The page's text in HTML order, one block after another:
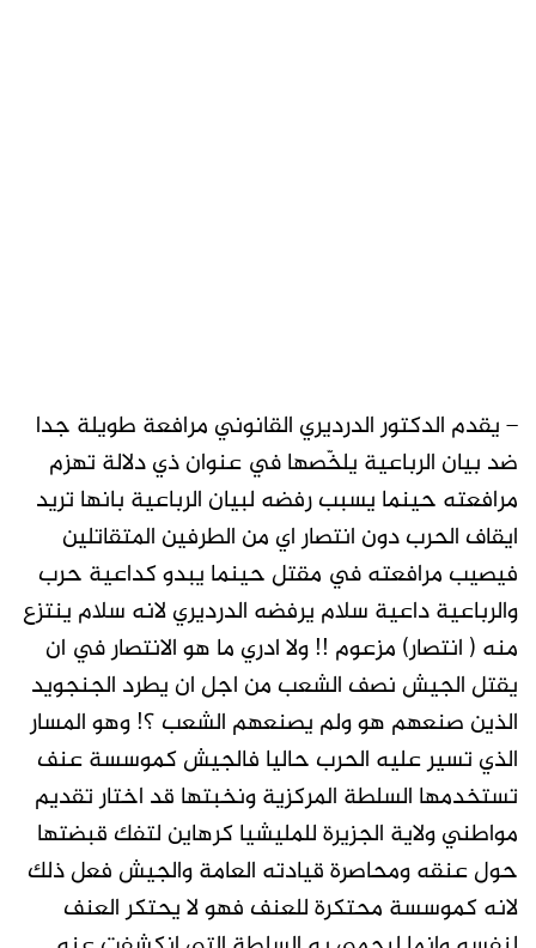
– يقدم الدكتور الدرديري القانوني مرافعة طويلة جدا
ضد بيان الرباعية يلخّصها في عنوان ذي دلالة تهزم
مرافعته حينما يسبب رفضه لبيان الرباعية بانها تريد
ايقاف الحرب دون انتصار اي من الطرفين المتقاتلين
فيصيب مرافعته في مقتل حينما يبدو كداعية حرب
والرباعية داعية سلام يرفضه الدرديري لانه سلام ينتزع
منه ( انتصار) مزعوم !! ولا ادري ما هو الانتصار في ان
يقتل الجيش نصف الشعب من اجل ان يطرد الجنجويد
الذين صنعهم هو ولم يصنعهم الشعب ؟! وهو المسار
الذي تسير عليه الحرب حاليا فالجيش كموسسة عنف
تستخدمها السلطة المركزية ونخبتها قد اختار تقديم
مواطني ولاية الجزيرة للمليشيا كرهاين لتفك قبضتها
حول عنقه ومحاصرة قيادته العامة والجيش فعل ذلك
لانه كموسسة محتكرة للعنف فهو لا يحتكر العنف